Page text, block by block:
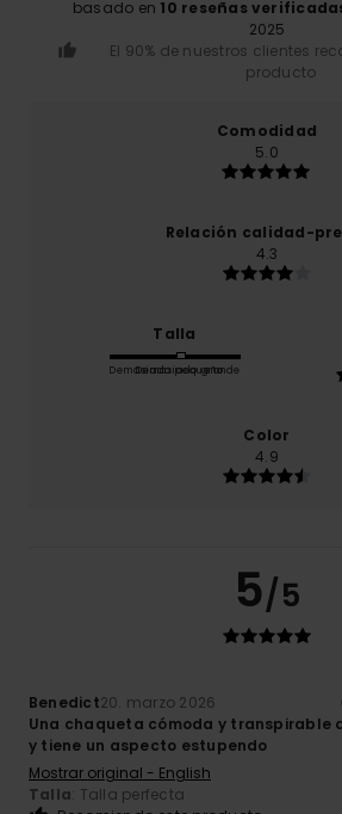
basado en 10 reseñas
2025
El 90% de nuestros clientes
producto
Comodidad
5.0
Relación calidad-
4.3
Talla
Demasiado pequeño
Demasiado grande
Color
4.9
5/5
Benedict20. marzo 2026
Una chaqueta cómoda y transpirable
y tiene un aspecto estupendo
Mostrar original - English
Talla: Talla perfecta